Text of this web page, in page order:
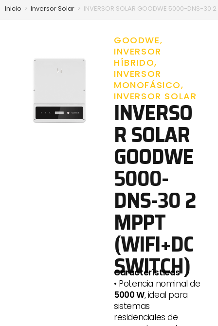
Inicio > Inversor Solar > INVERSOR SOLAR GOODWE 5000-DNS-30
GOODWE,
INVERSOR
HÍBRIDO,
INVERSOR
MONOFÁSICO,
INVERSOR SOLAR
INVERSO
R SOLAR
GOODWE
5000-
DNS-30 2
MPPT
(WIFI+DC
SWITCH)
Características
• Potencia nominal de
5000 W, ideal para
sistemas
residenciales de